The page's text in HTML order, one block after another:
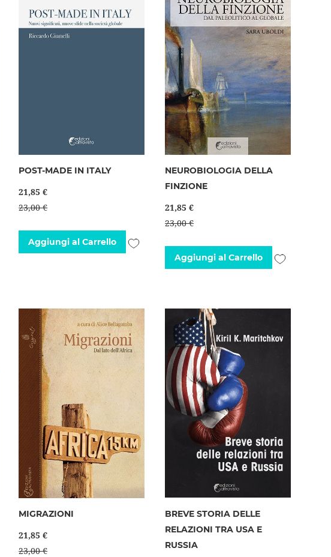
POST-MADE IN ITALY
21,85 €
23,00 €
Aggiungi al Carrello
Aggiungi
NEUROBIOLOGIA DELLA
FINZIONE
21,85 €
23,00 €
Aggiungi al Carrello
Aggiungi
MIGRAZIONI
21,85 €
23,00 €
BREVE STORIA DELLE
RELAZIONI TRA USA E
RUSSIA